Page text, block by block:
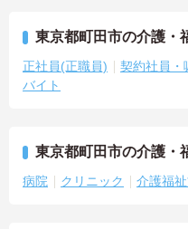
東京都町田市の介護・
正社員(正職員) 契約社員・
バイト
東京都町田市の介護・
病院 クリニック 介護福